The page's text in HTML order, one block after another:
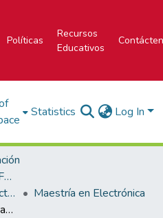
Políticas
Recursos
Educativos
Statistics Log In
Biblioteca José Figueres Ferrer
Escuela de Ingeniería Electrónica
Maestría en Electrónica
Estimación de pose de manos bajo consideración de relaciones topológicas